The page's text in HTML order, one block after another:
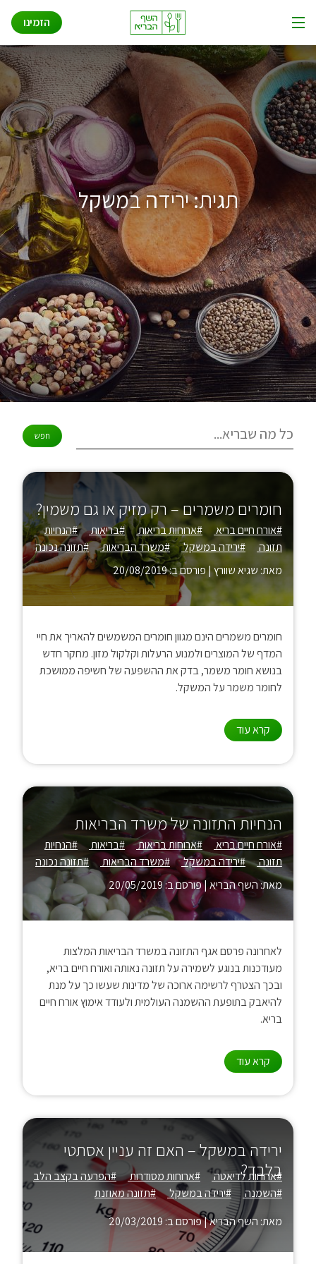
שאלות ותשובות
תפריט
איך זה עובד
פתרונות לעסקים
הזמינו
תגית:ירידה במשקל
חומרים משמרים – רק מזיק או גם משמין?
#אורח חיים בריא #ארוחות בריאות #בריאות
#הנחיות
תזונה
#ירידה במשקל #משרד הבריאות
#תזונה נכונה
מאת: שגיא שוורץ|פורסם ב: 20/08/2019
חומרים משמרים הינם מגוון חומרים המשמשים להאריך את חיי
המדף של המוצרים ולמנוע הרעלות וקלקול מזון. מחקר חדש
בנושא חומר משמר, בדק את ההשפעה של חשיפה ממושכת
לחומר משמר על המשקל.
קרא עוד
הנחיות התזונה של משרד הבריאות
#אורח חיים בריא #ארוחות בריאות #בריאות
#הנחיות
תזונה
#ירידה במשקל #משרד הבריאות
#תזונה נכונה
מאת: השף הבריא|פורסם ב: 20/05/2019
לאחרונה פרסם אגף התזונה במשרד הבריאות המלצות
מעודכנות בנוגע לשמירה על תזונה נאותה ואורח חיים בריא,
ובכך הצטרף לרשימה ארוכה של מדינות שעשו כך על מנת
להיאבק בתופעת ההשמנה העולמית ולעודד אימוץ אורח חיים
בריא.
קרא עוד
ירידה במשקל – האם זה עניין אסתטי
בלבד?
#ארוחות לדיאטה #ארוחות מסודרות
#הפרעה בקצב הלב
#השמנה
#ירידה במשקל
#תזונה מאוזנת
מאת: השף הבריא|פורסם ב: 20/03/2019